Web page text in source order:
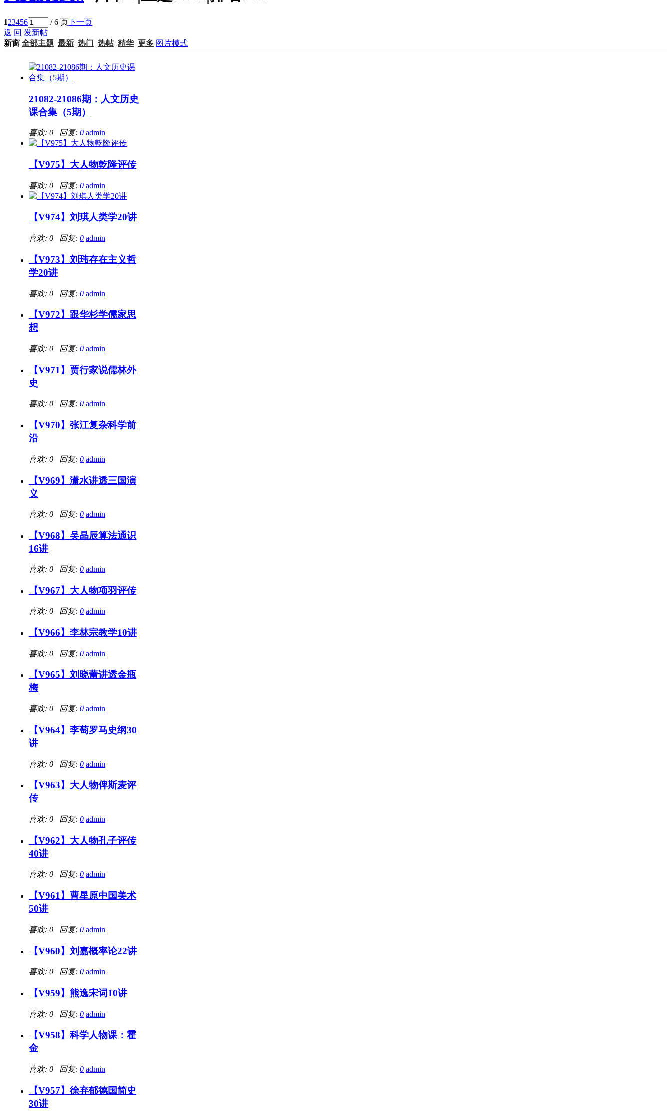
123456 / 6 页下一页
返 回 发新帖
新窗 全部主题 最新 热门 热帖 精华 更多 图片模式
21082-21086期：人文历史
课合集（5期）
喜欢: 0 回复: 0 admin
【V975】大人物乾隆评传
喜欢: 0 回复: 0 admin
【V974】刘琪人类学20讲
喜欢: 0 回复: 0 admin
【V973】刘玮存在主义哲
学20讲
喜欢: 0 回复: 0 admin
【V972】跟华杉学儒家思
想
喜欢: 0 回复: 0 admin
【V971】贾行家说儒林外
史
喜欢: 0 回复: 0 admin
【V970】张江复杂科学前
沿
喜欢: 0 回复: 0 admin
【V969】潇水讲透三国演
义
喜欢: 0 回复: 0 admin
【V968】吴晶辰算法通识
16讲
喜欢: 0 回复: 0 admin
【V967】大人物项羽评传
喜欢: 0 回复: 0 admin
【V966】李林宗教学10讲
喜欢: 0 回复: 0 admin
【V965】刘晓蕾讲透金瓶
梅
喜欢: 0 回复: 0 admin
【V964】李萄罗马史纲30
讲
喜欢: 0 回复: 0 admin
【V963】大人物俾斯麦评
传
喜欢: 0 回复: 0 admin
【V962】大人物孔子评传
40讲
喜欢: 0 回复: 0 admin
【V961】曹星原中国美术
50讲
喜欢: 0 回复: 0 admin
【V960】刘嘉概率论22讲
喜欢: 0 回复: 0 admin
【V959】熊逸宋词10讲
喜欢: 0 回复: 0 admin
【V958】科学人物课：霍
金
喜欢: 0 回复: 0 admin
【V957】徐弃郁德国简史
30讲